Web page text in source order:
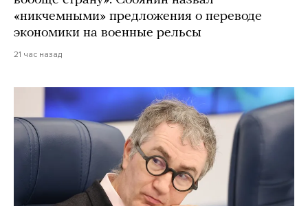
«никчемными» предложения о переводе
экономики на военные рельсы
21 час назад